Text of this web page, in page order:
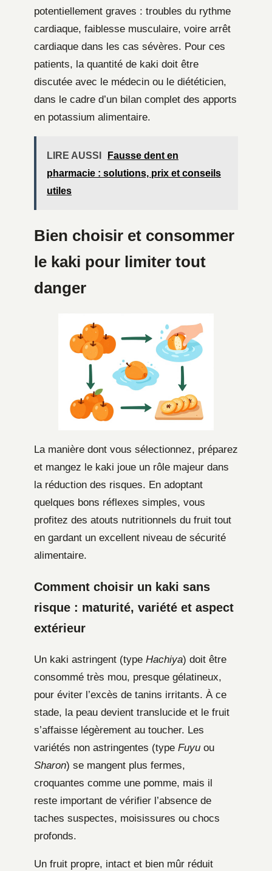
potentiellement graves : troubles du rythme
cardiaque, faiblesse musculaire, voire arrêt
cardiaque dans les cas sévères. Pour ces
patients, la quantité de kaki doit être
discutée avec le médecin ou le diététicien,
dans le cadre d’un bilan complet des apports
en potassium alimentaire.
LIRE AUSSI
Fausse dent en
pharmacie : solutions, prix et conseils
utiles
Bien choisir et consommer
le kaki pour limiter tout
danger
La manière dont vous sélectionnez, préparez
et mangez le kaki joue un rôle majeur dans
la réduction des risques. En adoptant
quelques bons réflexes simples, vous
profitez des atouts nutritionnels du fruit tout
en gardant un excellent niveau de sécurité
alimentaire.
Comment choisir un kaki sans
risque : maturité, variété et aspect
extérieur
Un kaki astringent (type Hachiya) doit être
consommé très mou, presque gélatineux,
pour éviter l’excès de tanins irritants. À ce
stade, la peau devient translucide et le fruit
s’affaisse légèrement au toucher. Les
variétés non astringentes (type Fuyu ou
Sharon) se mangent plus fermes,
croquantes comme une pomme, mais il
reste important de vérifier l’absence de
taches suspectes, moisissures ou chocs
profonds.
Un fruit propre, intact et bien mûr réduit